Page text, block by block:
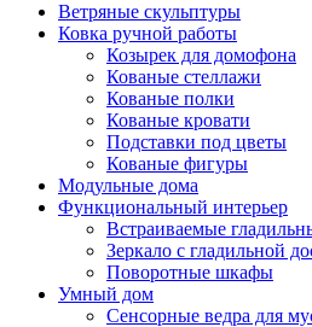
Ветряные скульптуры
Ковка ручной работы
Козырек для домофона
Кованые стеллажи
Кованые полки
Кованые кровати
Подставки под цветы
Кованые фигуры
Модульные дома
Функциональный интерьер
Встраиваемые
Зеркало с гладильной
Поворотные шкафы
Умный дом
Сенсорные ведра для